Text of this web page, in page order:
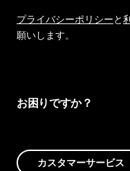
プライバシーポリシーと
願いします。
お困りですか？
カスタマーサービス